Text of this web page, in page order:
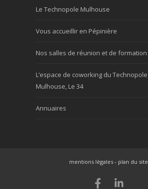
Le Technopole Mulhouse
Vous accueillir en Pépinière
Nos salles de réunion et de formation
L’espace de coworking du Technopole
Mulhouse, Le 34
Annuaires
mentions légales- plan du site